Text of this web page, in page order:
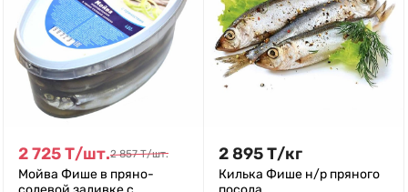
2 725Т/шт.2 857 Т/шт.
Мойва Фише в пряно-
2 895Т/кг
Килька Фише н/р пряного